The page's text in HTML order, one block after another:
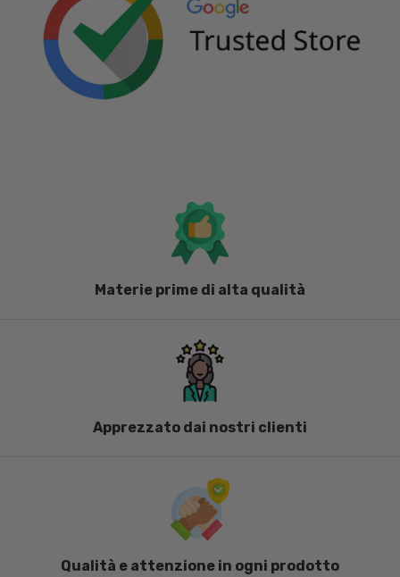
Materie prime di alta qualità
Apprezzato dai nostri clienti
Qualità e attenzione in ogni prodotto